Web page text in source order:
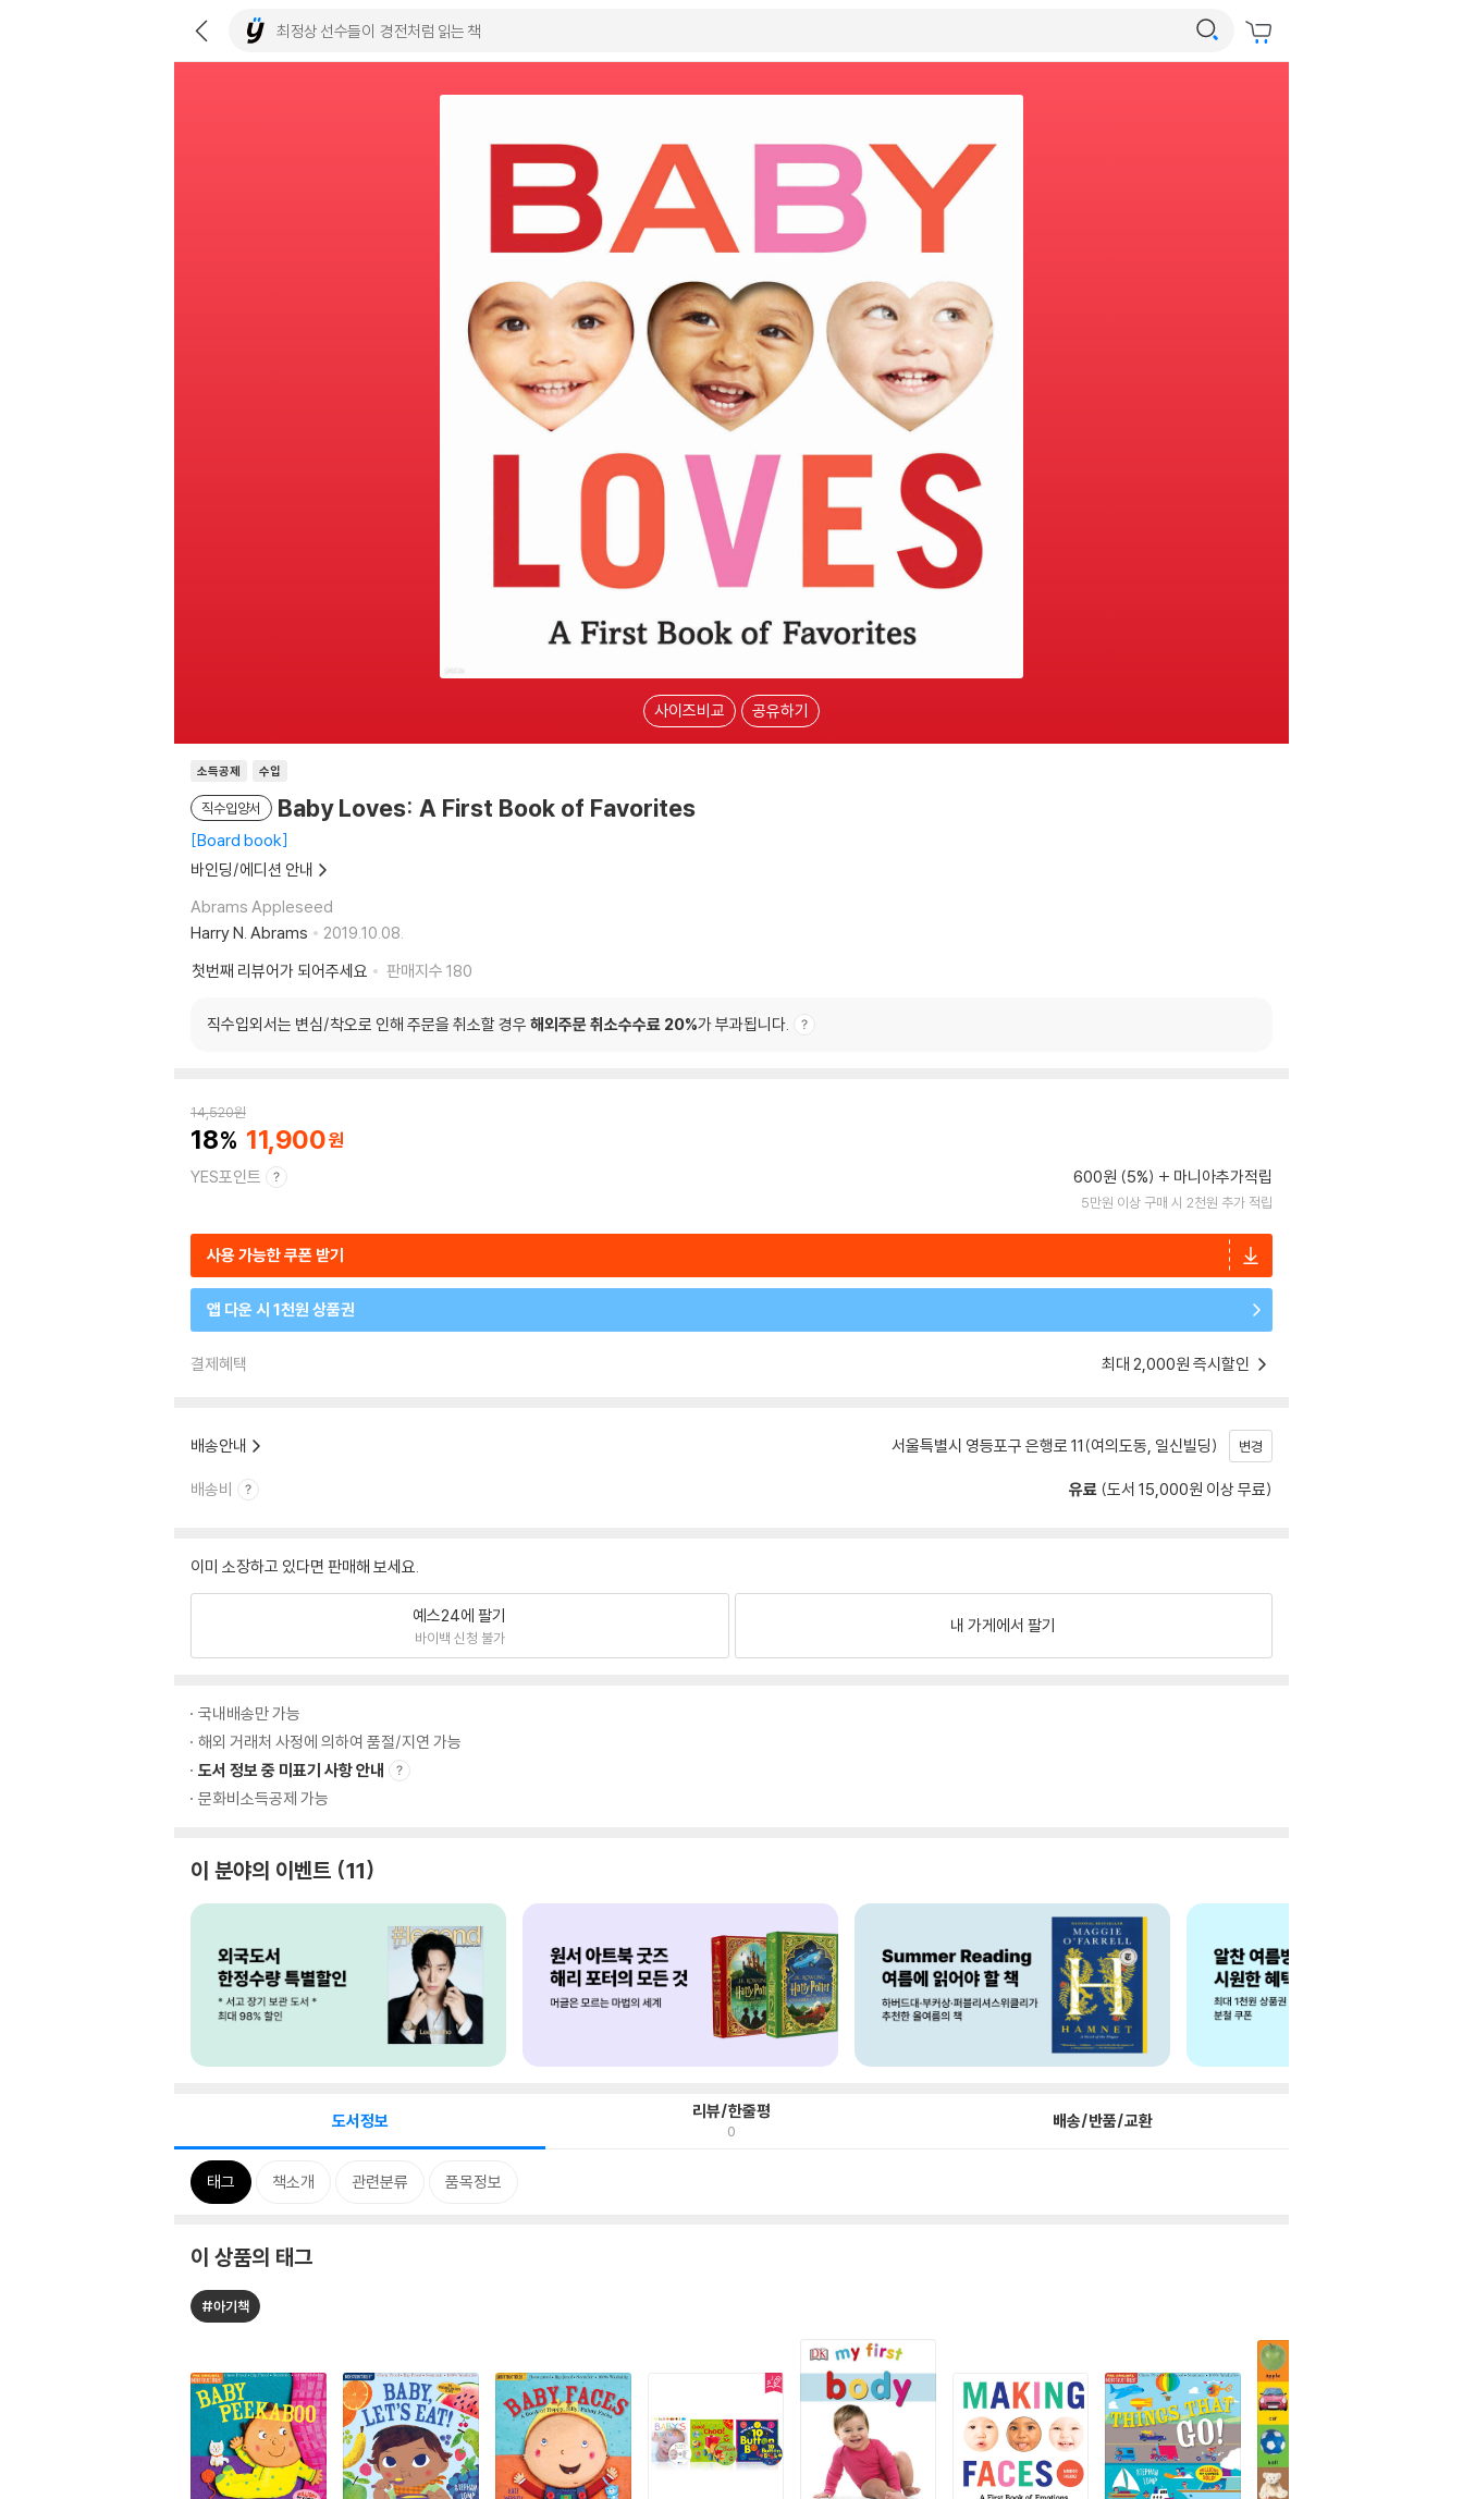
사이즈비교 공유하기
소득공제 수입
직수입양서 Baby Loves: A First Book of Favorites
Board book
바인딩/에디션 안내
Abrams Appleseed
Harry N. Abrams
2019.10.08.
첫번째 리뷰어가 되어주세요
판매지수 180
직수입외서는 변심/착오로 인해 주문을 취소할 경우 해외주문 취소수수료 20%가 부과됩니다.
14,520원
18 11,900
YES포인트 600원 (5%) 마니아추가적립
5만원 이상 구매 시 2천원 추가 적립
사용 가능한 쿠폰 받기
앱 다운 시 1천원 상품권
결제혜택 최대 2,000원 즉시할인
배송안내 서울특별시 영등포구 은행로 11(여의도동, 일신빌딩) 변경
배송비 유료 (도서 15,000원 이상 무료)
이미 소장하고 있다면 판매해 보세요.
예스24에 팔기
바이백 신청 불가
내 가게에서 팔기
국내배송만 가능
해외 거래처 사정에 의하여 품절/지연 가능
도서 정보 중 미표기 사항 안내
문화비소득공제 가능
이 분야의 이벤트 11
도서정보 리뷰/한줄평
0 배송/반품/교환
태그 책소개 관련분류 품목정보
이 상품의 태그
#아기책